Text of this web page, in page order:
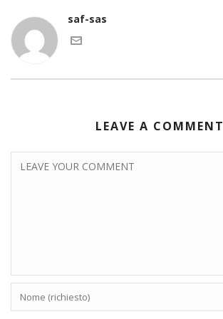
saf-sas
LEAVE A COMMENT